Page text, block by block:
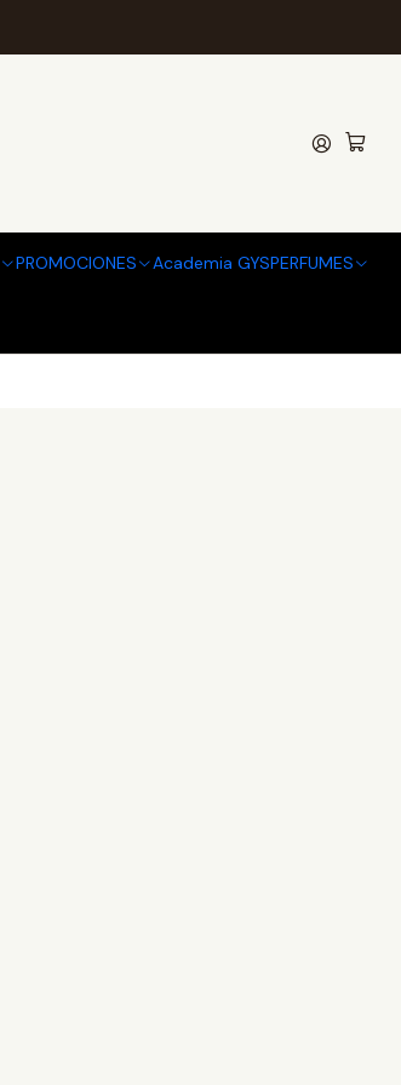
PROMOCIONES Academia GYSPERFUMES